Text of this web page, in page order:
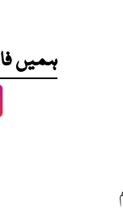
ہمیں